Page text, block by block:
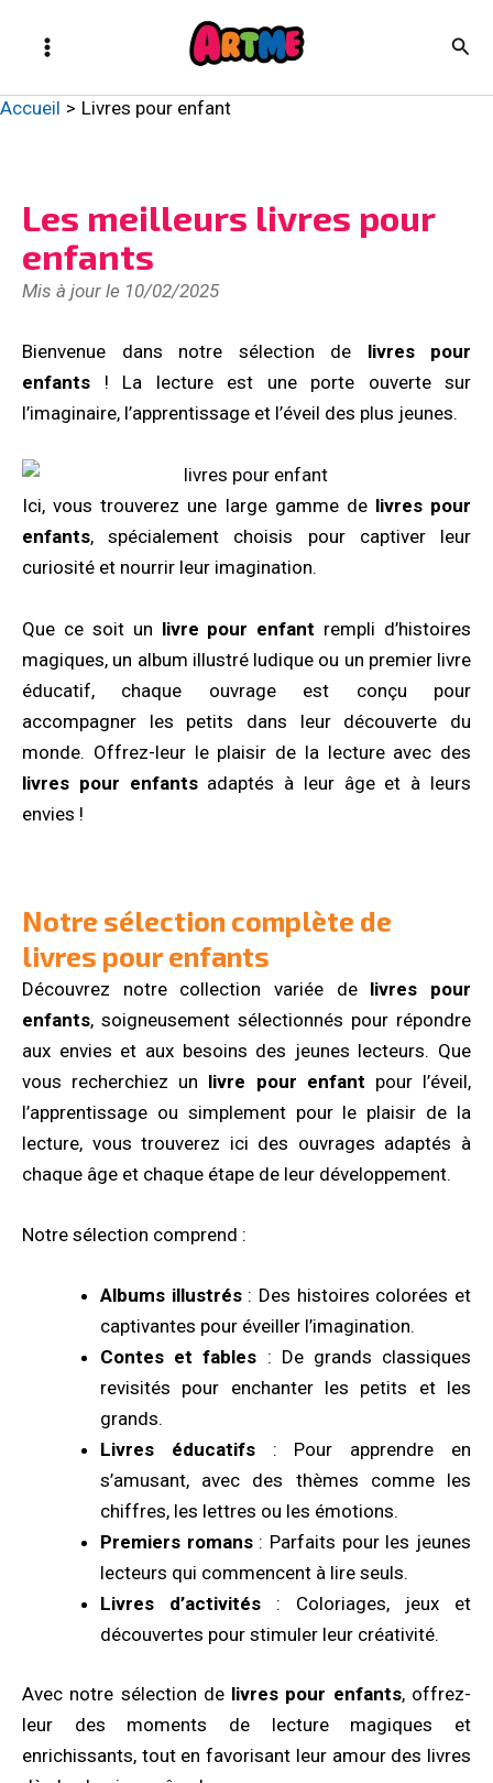
Accueil Livres pour enfant
Les meilleurs livres pour
enfants
Mis à jour le 10/02/2025
Bienvenue dans notre sélection de livres pour
enfants ! La lecture est une porte ouverte sur
l’imaginaire, l’apprentissage et l’éveil des plus jeunes.
Ici, vous trouverez une large gamme de livres pour
enfants, spécialement choisis pour captiver leur
curiosité et nourrir leur imagination.
Que ce soit un livre pour enfant rempli d’histoires
magiques, un album illustré ludique ou un premier livre
éducatif, chaque ouvrage est conçu pour
accompagner les petits dans leur découverte du
monde. Offrez-leur le plaisir de la lecture avec des
livres pour enfantsadaptés à leur âge et à leurs
envies !
Notre sélection complète de
livres pour enfants
Découvrez notre collection variée de livres pour
enfants, soigneusement sélectionnés pour répondre
aux envies et aux besoins des jeunes lecteurs. Que
vous recherchiez un livre pour enfant pour l’éveil,
l’apprentissage ou simplement pour le plaisir de la
lecture, vous trouverez ici des ouvrages adaptés à
chaque âge et chaque étape de leur développement.
Notre sélection comprend :
Albums illustrés: Des histoires colorées et
captivantes pour éveiller l’imagination.
Contes et fables : De grands classiques
revisités pour enchanter les petits et les
grands.
Livres éducatifs: Pour apprendre en
s’amusant, avec des thèmes comme les
chiffres, les lettres ou les émotions.
Premiers romans: Parfaits pour les jeunes
lecteurs qui commencent à lire seuls.
Livres d’activités : Coloriages, jeux et
découvertes pour stimuler leur créativité.
Avec notre sélection de livres pour enfants, offrez-
leur des moments de lecture magiques et
enrichissants, tout en favorisant leur amour des livres